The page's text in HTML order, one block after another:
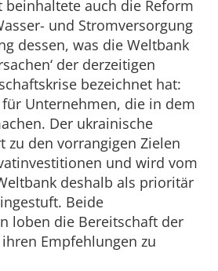
beinhaltete auch die Reform
und Stromversorgung
dessen, was die Weltbank
der derzeitigen
bezeichnet hat:
Unternehmen, die in dem
Der ukrainische
zu den vorrangigen Zielen
und wird vom
deshalb als prioritär
Beide
loben die Bereitschaft der
Empfehlungen zu